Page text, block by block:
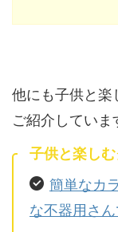
他にも子供と楽
ご紹介していま
子供と楽し
簡単なカ
な不器用さ